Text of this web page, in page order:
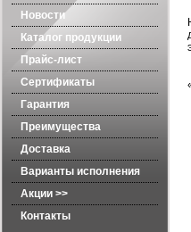
Новости
Каталог продукции
Прайс-лист
Сертификаты
Гарантия
Преимущества
Доставка
Варианты исполнения
Акции >>
Контакты